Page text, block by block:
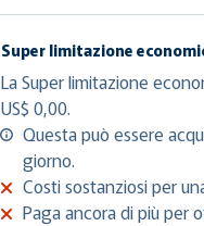
Super limitazione
La Super limitazione
US$ 0,00.
Questa può essere
giorno.
Costi sostanziosi per
Paga ancora di più per